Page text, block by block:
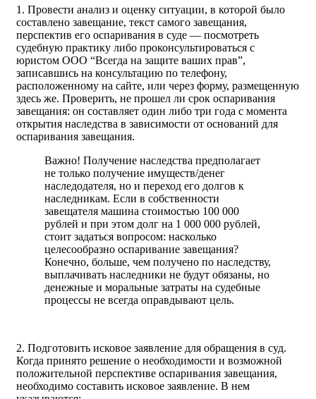
1. Провести анализ и оценку ситуации, в которой было
составлено завещание, текст самого завещания,
перспектив его оспаривания в суде — посмотреть
судебную практику либо проконсультироваться с
юристом ООО “Всегда на защите ваших прав”,
записавшись на консультацию по телефону,
расположенному на сайте, или через форму, размещенную
здесь же. Проверить, не прошел ли срок оспаривания
завещания: он составляет один либо три года с момента
открытия наследства в зависимости от оснований для
оспаривания завещания.
Важно! Получение наследства предполагает
не только получение имуществ/денег
наследодателя, но и переход его долгов к
наследникам. Если в собственности
завещателя машина стоимостью 100 000
рублей и при этом долг на 1 000 000 рублей,
стоит задаться вопросом: насколько
целесообразно оспаривание завещания?
Конечно, больше, чем получено по наследству,
выплачивать наследники не будут обязаны, но
денежные и моральные затраты на судебные
процессы не всегда оправдывают цель.
2. Подготовить исковое заявление для обращения в суд.
Когда принято решение о необходимости и возможной
положительной перспективе оспаривания завещания,
необходимо составить исковое заявление. В нем